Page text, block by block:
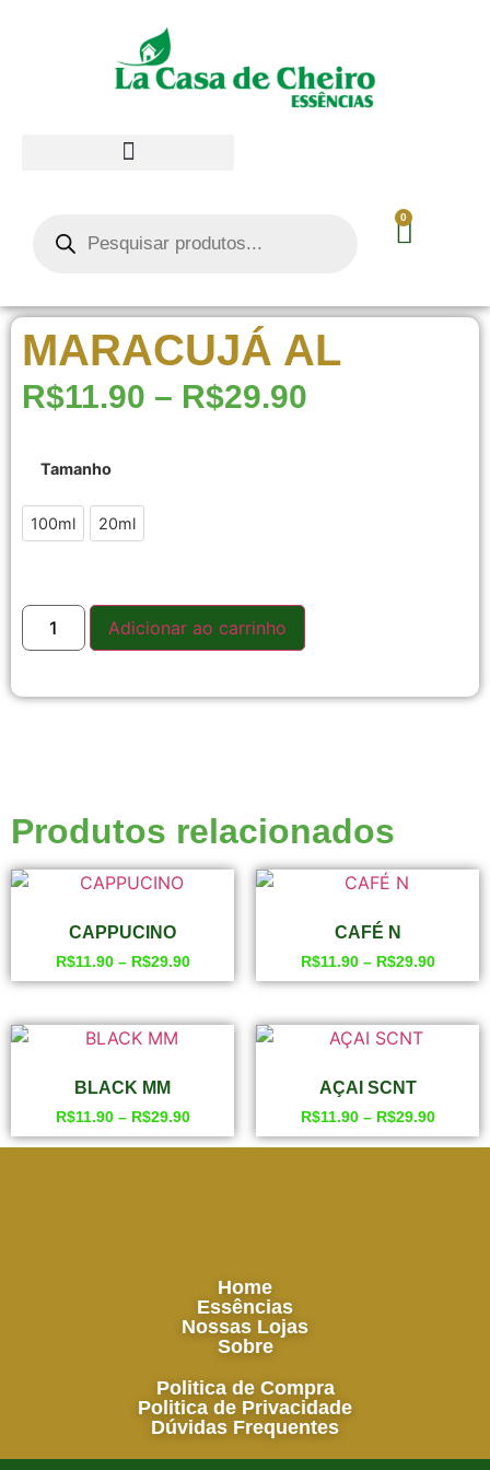
0
MARACUJÁ AL
R$11.90 – R$29.90
Tamanho
100ml 20ml
Adicionar ao carrinho
Produtos relacionados
CAPPUCINO
R$11.90– R$29.90
CAFÉ N
R$11.90– R$29.90
BLACK MM
R$11.90– R$29.90
AÇAI SCNT
R$11.90– R$29.90
Home
Essências
Nossas Lojas
Sobre
Politica de Compra
Politica de Privacidade
Dúvidas Frequentes